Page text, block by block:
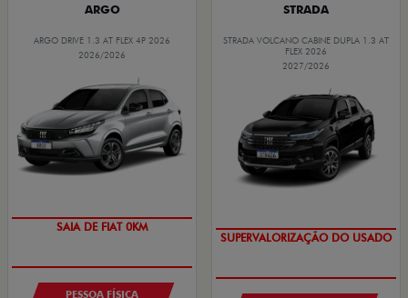
ARGO
ARGO DRIVE 1.3 AT FLEX 4P 2026
2026/2026
OPORTUNIDADE
PESSOA FÍSICA
STRADA
STRADA VOLCANO CABINE DUPLA 1.3 AT
FLEX 2026
2027/2026
BÔNUS EXCLUSIVO DE R$ 5.000